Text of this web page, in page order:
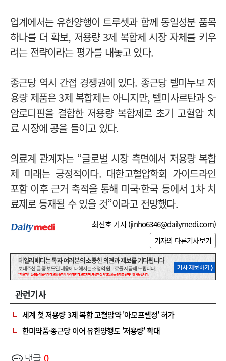
업계에서는 유한양행이 트루셋과 함께 동일성분 품목
하나를 더 확보, 저용량 3제 복합제 시장 자체를 키우
려는 전략이라는 평가를 내놓고 있다.
종근당 역시 간접 경쟁권에 있다. 종근당 텔미누보 저
용량 제품은 3제 복합제는 아니지만, 텔미사르탄과 S-
암로디핀을 결합한 저용량 복합제로 초기 고혈압 치
료 시장에 공을 들이고 있다.
의료계 관계자는 “글로벌 시장 측면에서 저용량 복합
제 미래는 긍정적이다. 대한고혈압학회 가이드라인
포함 이후 근거 축적을 통해 미국·한국 등에서 1차 치
료제로 등재될 수 있을 것”이라고 전망했다.
최진호 기자 (jinho6346@dailymedi.com)
기자의 다른기사보기
관련기사
세계 첫 저용량 3제 복합 고혈압약 '아모프렐정' 허가
한미약품·종근당 이어 유한양행도 '저용량' 확대